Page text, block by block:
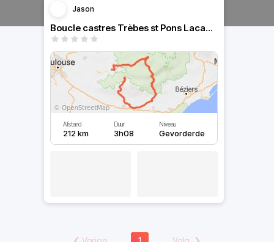
Jason
Boucle castres Trèbes st Pons Lacaune
Afstand
212 km
Duur
3h08
Niveau
Gevorderde